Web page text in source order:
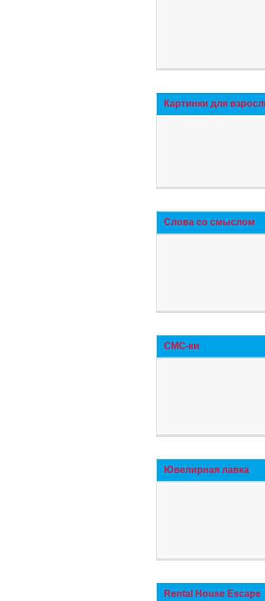
Картинки для
Слова со смыслом
СМС-ки
Ювелирная лавка
Rental House Escape